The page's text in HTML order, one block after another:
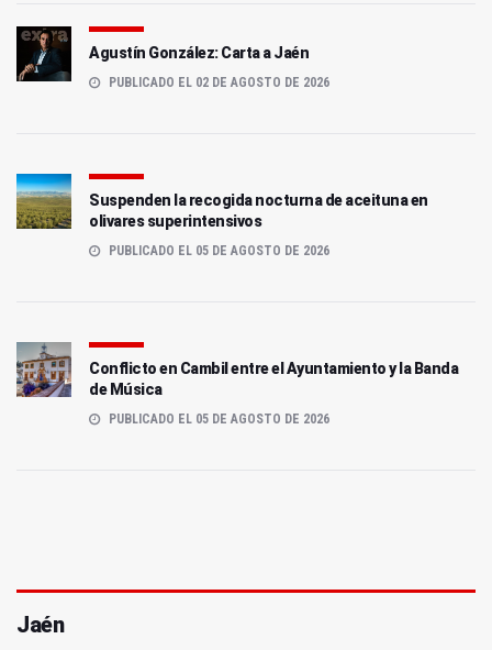
Agustín González: Carta a Jaén
PUBLICADO EL 02 DE AGOSTO DE 2026
Suspenden la recogida nocturna de aceituna en
olivares superintensivos
PUBLICADO EL 05 DE AGOSTO DE 2026
Conflicto en Cambil entre el Ayuntamiento y la Banda
de Música
PUBLICADO EL 05 DE AGOSTO DE 2026
Jaén